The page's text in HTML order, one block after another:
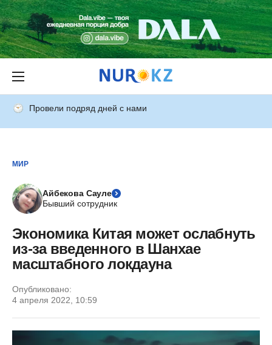
Провели подряд дней с нами
МИР
Айбекова Сауле
Бывший сотрудник
Экономика Китая может ослабнуть
из-за введенного в Шанхае
масштабного локдауна
Опубликовано:
4 апреля 2022, 10:59